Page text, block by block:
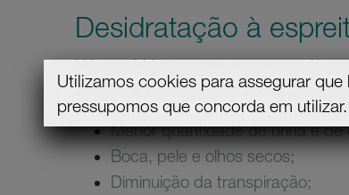
Desidratação à
Há que hidratar sem esperar pela
sentimos necessidade de beber
Menor quantidade de urina e
Boca, pele e olhos secos;
Diminuição da transpiração;
Utilizamos cookies para assegurar
pressupomos que concorda em utilizar.